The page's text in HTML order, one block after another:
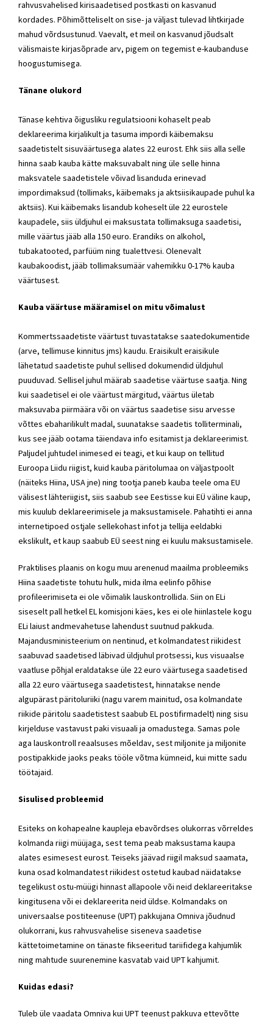
rahvusvahelised kirisaadetised postkasti on kasvanud
kordades. Põhimõtteliselt on sise- ja väljast tulevad lihtkirjade
mahud võrdsustunud. Vaevalt, et meil on kasvanud jõudsalt
välismaiste kirjasõprade arv, pigem on tegemist e-kaubanduse
hoogustumisega.
Tänane olukord
Tänase kehtiva õigusliku regulatsiooni kohaselt peab
deklareerima kirjalikult ja tasuma impordi käibemaksu
saadetistelt sisuväärtusega alates 22 eurost. Ehk siis alla selle
hinna saab kauba kätte maksuvabalt ning üle selle hinna
maksvatele saadetistele võivad lisanduda erinevad
impordimaksud (tollimaks, käibemaks ja aktsiisikaupade puhul ka
aktsiis). Kui käibemaks lisandub koheselt üle 22 eurostele
kaupadele, siis üldjuhul ei maksustata tollimaksuga saadetisi,
mille väärtus jääb alla 150 euro. Erandiks on alkohol,
tubakatooted, parfüüm ning tualettvesi. Olenevalt
kaubakoodist, jääb tollimaksumäär vahemikku 0-17% kauba
väärtusest.
Kauba väärtuse määramisel on mitu võimalust
Kommertssaadetiste väärtust tuvastatakse saatedokumentide
(arve, tellimuse kinnitus jms) kaudu. Eraisikult eraisikule
lähetatud saadetiste puhul sellised dokumendid üldjuhul
puuduvad. Sellisel juhul määrab saadetise väärtuse saatja. Ning
kui saadetisel ei ole väärtust märgitud, väärtus ületab
maksuvaba piirmäära või on väärtus saadetise sisu arvesse
võttes ebaharilikult madal, suunatakse saadetis tolliterminali,
kus see jääb ootama täiendava info esitamist ja deklareerimist.
Paljudel juhtudel inimesed ei teagi, et kui kaup on tellitud
Euroopa Liidu riigist, kuid kauba päritolumaa on väljastpoolt
(näiteks Hiina, USA jne) ning tootja paneb kauba teele oma EU
välisest lähteriigist, siis saabub see Eestisse kui EÜ väline kaup,
mis kuulub deklareerimisele ja maksustamisele. Pahatihti ei anna
internetipoed ostjale sellekohast infot ja tellija eeldabki
ekslikult, et kaup saabub EÜ seest ning ei kuulu maksustamisele.
Praktilises plaanis on kogu muu arenenud maailma probleemiks
Hiina saadetiste tohutu hulk, mida ilma eelinfo põhise
profileerimiseta ei ole võimalik lauskontrollida. Siin on ELi
siseselt pall hetkel EL komisjoni käes, kes ei ole hiinlastele kogu
ELi laiust andmevahetuse lahendust suutnud pakkuda.
Majandusministeerium on nentinud, et kolmandatest riikidest
saabuvad saadetised läbivad üldjuhul protsessi, kus visuaalse
vaatluse põhjal eraldatakse üle 22 euro väärtusega saadetised
alla 22 euro väärtusega saadetistest, hinnatakse nende
algupärast päritoluriiki (nagu varem mainitud, osa kolmandate
riikide päritolu saadetistest saabub EL postifirmadelt) ning sisu
kirjelduse vastavust paki visuaali ja omadustega. Samas pole
aga lauskontroll reaalsuses mõeldav, sest miljonite ja miljonite
postipakkide jaoks peaks tööle võtma kümneid, kui mitte sadu
töötajaid.
Sisulised probleemid
Esiteks on kohapealne kaupleja ebavõrdses olukorras võrreldes
kolmanda riigi müüjaga, sest tema peab maksustama kaupa
alates esimesest eurost. Teiseks jäävad riigil maksud saamata,
kuna osad kolmandatest riikidest ostetud kaubad näidatakse
tegelikust ostu-müügi hinnast allapoole või neid deklareeritakse
kingitusena või ei deklareerita neid üldse. Kolmandaks on
universaalse postiteenuse (UPT) pakkujana Omniva jõudnud
olukorrani, kus rahvusvahelise siseneva saadetise
kättetoimetamine on tänaste fikseeritud tariifidega kahjumlik
ning mahtude suurenemine kasvatab vaid UPT kahjumit.
Kuidas edasi?
Tuleb üle vaadata Omniva kui UPT teenust pakkuva ettevõtte